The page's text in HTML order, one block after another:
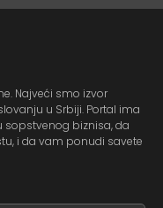
Najveći smo izvor
u Srbiji. Portal ima
biznisa, da
i da vam ponudi savete